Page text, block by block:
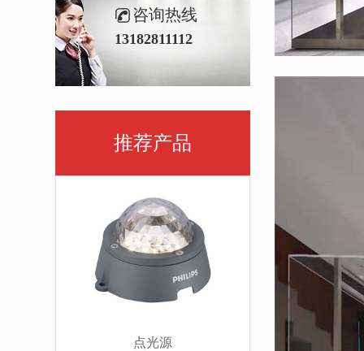
咨询热线
13182811112
推荐产品
点光源